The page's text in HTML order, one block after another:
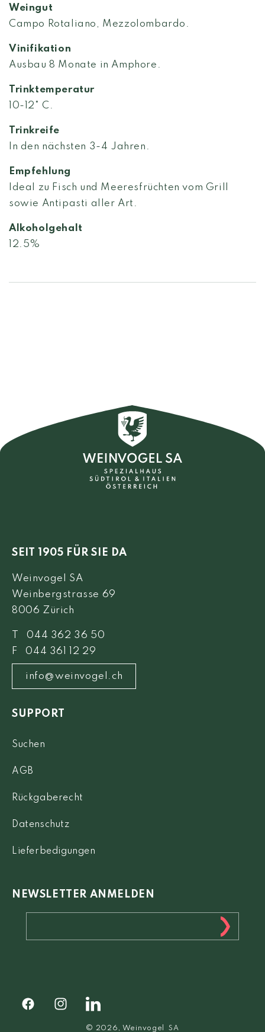
Weingut
Campo Rotaliano, Mezzolombardo.
Vinifikation
Ausbau 8 Monate in Amphore.
Trinktemperatur
10-12° C.
Trinkreife
In den nächsten 3-4 Jahren.
Empfehlung
Ideal zu Fisch und Meeresfrüchten vom Grill
sowie Antipasti aller Art.
Alkoholgehalt
12.5%
SEIT 1905 FÜR SIE DA
Weinvogel SA
Weinbergstrasse 69
8006 Zürich
T 044 362 36 50
F 044 361 12 29
info@weinvogel.ch
SUPPORT
Suchen
AGB
Rückgaberecht
Datenschutz
Lieferbedigungen
NEWSLETTER ANMELDEN
FacebookInstagramFacebook
© 2026, Weinvogel SA